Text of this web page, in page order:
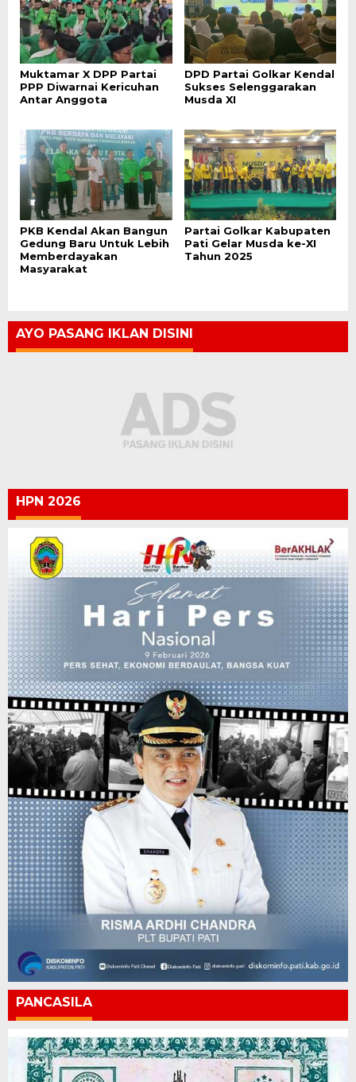
Muktamar X DPP Partai
PPP Diwarnai Kericuhan
Antar Anggota
DPD Partai Golkar Kendal
Sukses Selenggarakan
Musda XI
PKB Kendal Akan Bangun
Gedung Baru Untuk Lebih
Memberdayakan
Masyarakat
Partai Golkar Kabupaten
Pati Gelar Musda ke-XI
Tahun 2025
AYO PASANG IKLAN DISINI
HPN 2026
PANCASILA